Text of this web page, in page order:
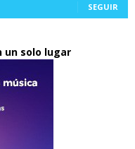
SEGUIR
un solo lugar